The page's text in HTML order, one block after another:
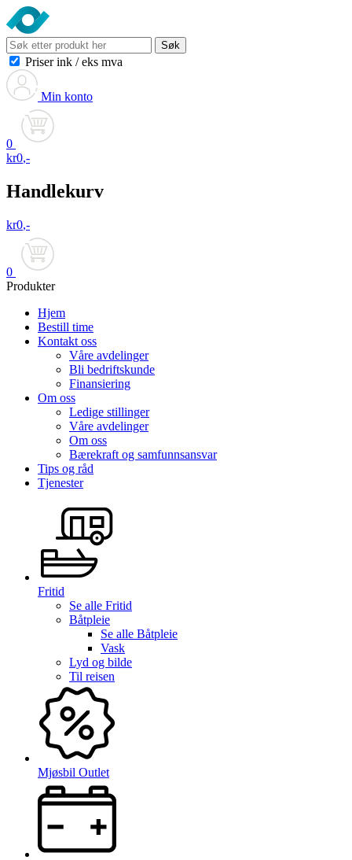
Søk
Priser ink / eks mva
Min konto
0
kr0,-
Handlekurv
kr0,-
0
Produkter
Hjem
Bestill time
Kontakt oss
Våre avdelinger
Bli bedriftskunde
Finansiering
Om oss
Ledige stillinger
Våre avdelinger
Om oss
Bærekraft og samfunnsansvar
Tips og råd
Tjenester
Fritid
Se alle Fritid
Båtpleie
Se alle Båtpleie
Vask
Lyd og bilde
Til reisen
Mjøsbil Outlet